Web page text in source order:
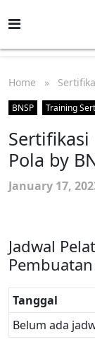
Home »
BNSP Training
Pola by
January 17,
Jadwal
Tanggal
Belum ada